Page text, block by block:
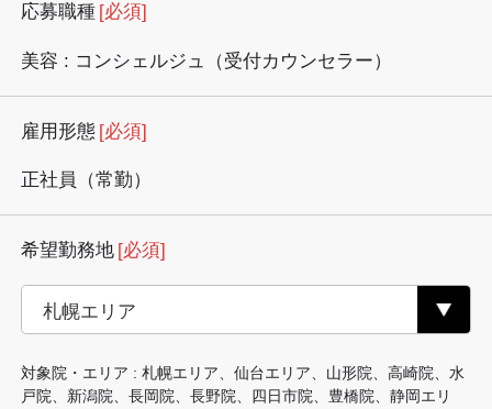
応募職種 [必須]
美容 : コンシェルジュ（受付カウンセラー）
雇用形態 [必須]
正社員（常勤）
希望勤務地 [必須]
対象院・エリア : 札幌エリア、仙台エリア、山形院、高崎院、水
戸院、新潟院、長岡院、長野院、四日市院、豊橋院、静岡エリ